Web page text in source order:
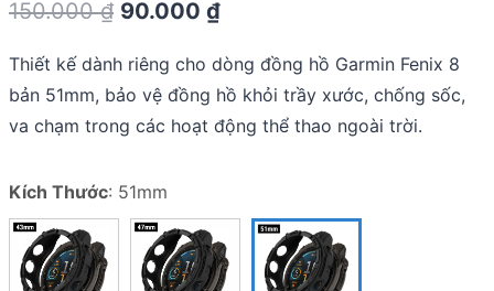
out
150.000₫ Original
was:
150.000 ₫.
90.000 ₫Current
is:
90.000 ₫.
Thiết kế dành riêng cho dòng đồng hồ Garmin Fenix 8
bản 51mm, bảo vệ đồng hồ khỏi trầy xước, chống sốc,
va chạm trong các hoạt động thể thao ngoài trời.
Kích Thước: 51mm